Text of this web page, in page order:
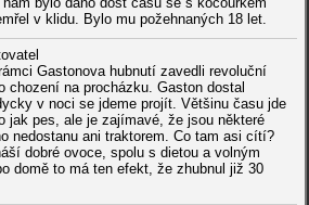
v klidu. Bylo mu požehnaných 18 let.
Gastonova hubnutí zavedli revoluční
chození na procházku. Gaston dostal
v noci se jdeme projít. Většinu času jde
jak pes, ale je zajímavé, že jsou některé
nedostanu ani traktorem. Co tam asi cítí?
dobré ovoce, spolu s dietou a volným
domě to má ten efekt, že zhubnul již 30